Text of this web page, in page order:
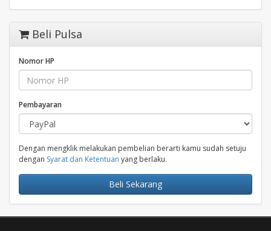
Beli Pulsa
Nomor HP
Pembayaran
Dengan mengklik melakukan pembelian berarti kamu sudah setuju
dengan Syarat dan Ketentuan yang berlaku.
Beli Sekarang